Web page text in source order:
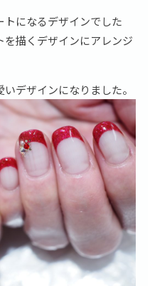
になるデザインでした
描くデザインにアレンジ
デザインになりました。